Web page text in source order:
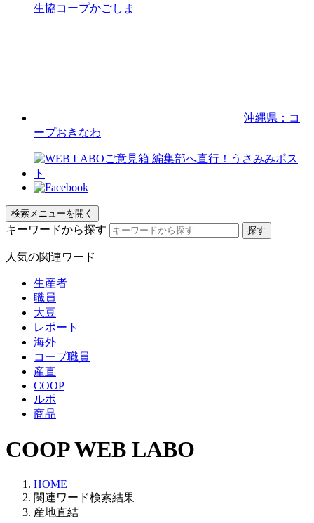
生協コープかごしま
沖縄県：コ
ープおきなわ
検索メニューを開く
キーワードから探す
人気の関連ワード
生産者
職員
大豆
レポート
海外
コープ職員
産直
COOP
ルポ
商品
COOP WEB LABO
HOME
関連ワード検索結果
産地直結